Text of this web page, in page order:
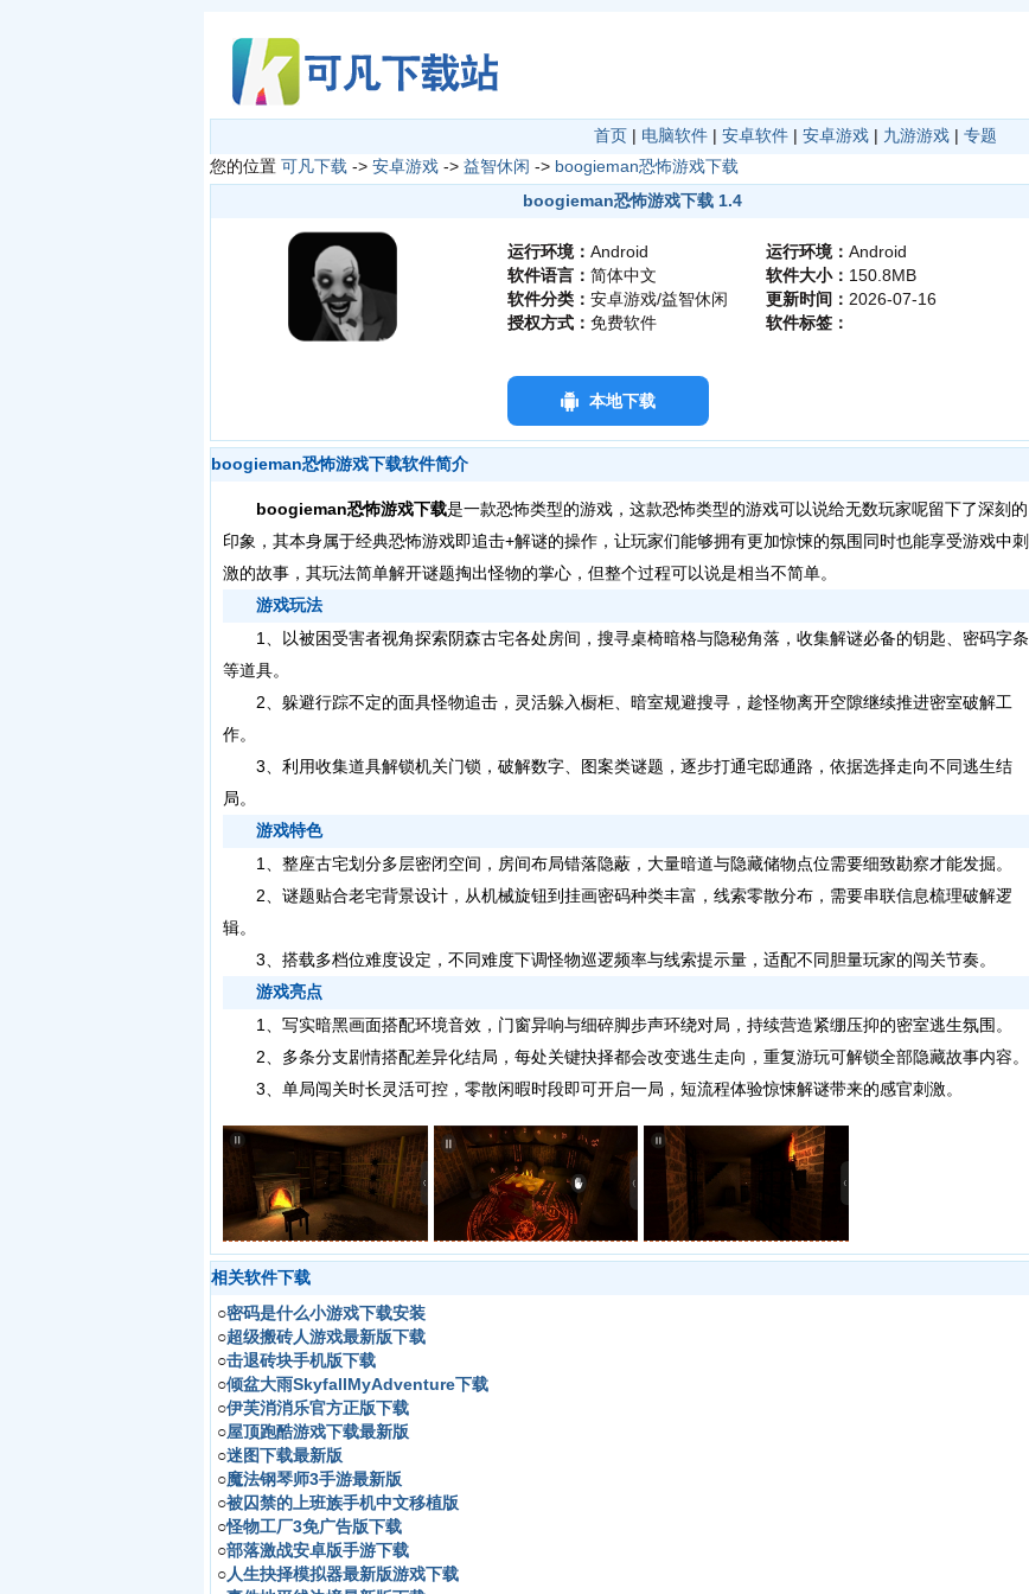
首页 | 电脑软件 | 安卓软件 | 安卓游戏 | 九游游戏 | 专题
您的位置 可凡下载 -> 安卓游戏 -> 益智休闲 -> boogieman恐怖游戏下载
boogieman恐怖游戏下载 1.4
运行环境： Android
软件语言： 简体中文
软件分类： 安卓游戏/益智休闲
授权方式： 免费软件
运行环境： Android
软件大小： 150.8MB
更新时间： 2026-07-16
软件标签：
本地下载
boogieman恐怖游戏下载软件简介
boogieman恐怖游戏下载是一款恐怖类型的游戏，这款恐怖类型的游戏可以说给无数玩家呢留下了深刻的
印象，其本身属于经典恐怖游戏即追击+解谜的操作，让玩家们能够拥有更加惊悚的氛围同时也能享受游戏中刺
激的故事，其玩法简单解开谜题掏出怪物的掌心，但整个过程可以说是相当不简单。
游戏玩法
1、以被困受害者视角探索阴森古宅各处房间，搜寻桌椅暗格与隐秘角落，收集解谜必备的钥匙、密码字条
等道具。
2、躲避行踪不定的面具怪物追击，灵活躲入橱柜、暗室规避搜寻，趁怪物离开空隙继续推进密室破解工
作。
3、利用收集道具解锁机关门锁，破解数字、图案类谜题，逐步打通宅邸通路，依据选择走向不同逃生结
局。
游戏特色
1、整座古宅划分多层密闭空间，房间布局错落隐蔽，大量暗道与隐藏储物点位需要细致勘察才能发掘。
2、谜题贴合老宅背景设计，从机械旋钮到挂画密码种类丰富，线索零散分布，需要串联信息梳理破解逻
辑。
3、搭载多档位难度设定，不同难度下调怪物巡逻频率与线索提示量，适配不同胆量玩家的闯关节奏。
游戏亮点
1、写实暗黑画面搭配环境音效，门窗异响与细碎脚步声环绕对局，持续营造紧绷压抑的密室逃生氛围。
2、多条分支剧情搭配差异化结局，每处关键抉择都会改变逃生走向，重复游玩可解锁全部隐藏故事内容。
3、单局闯关时长灵活可控，零散闲暇时段即可开启一局，短流程体验惊悚解谜带来的感官刺激。
相关软件下载
○密码是什么小游戏下载安装
○超级搬砖人游戏最新版下载
○击退砖块手机版下载
○倾盆大雨SkyfallMyAdventure下载
○伊芙消消乐官方正版下载
○屋顶跑酷游戏下载最新版
○迷图下载最新版
○魔法钢琴师3手游最新版
○被囚禁的上班族手机中文移植版
○怪物工厂3免广告版下载
○部落激战安卓版手游下载
○人生抉择模拟器最新版游戏下载